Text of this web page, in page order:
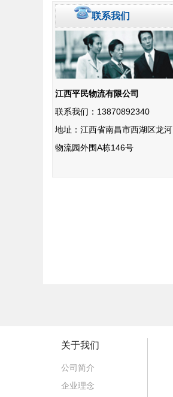
联系我们
江西平民物流有限公司
联系我们：13870892340
地址：江西省南昌市西湖区龙河
物流园外围A栋146号
关于我们
公司简介
企业理念